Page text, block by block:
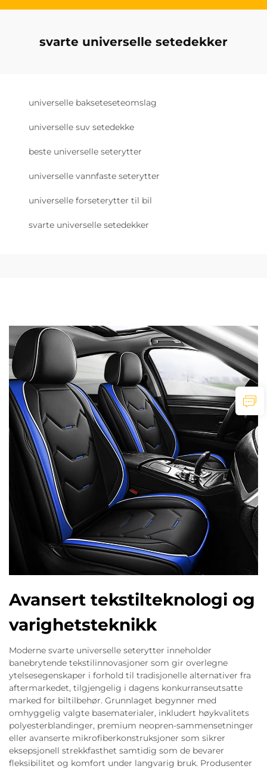
svarte universelle setedekker
universelle bakseteseteomslag
universelle suv setedekke
beste universelle seterytter
universelle vannfaste seterytter
universelle forseterytter til bil
svarte universelle setedekker
Avansert tekstilteknologi og
varighetsteknikk
Moderne svarte universelle seterytter inneholder
banebrytende tekstilinnovasjoner som gir overlegne
ytelsesegenskaper i forhold til tradisjonelle alternativer fra
aftermarkedet, tilgjengelig i dagens konkurranseutsatte
marked for biltilbehør. Grunnlaget begynner med
omhyggelig valgte basematerialer, inkludert høykvalitets
polyesterblandinger, premium neopren-sammensetninger
eller avanserte mikrofiberkonstruksjoner som sikrer
eksepsjonell strekkfasthet samtidig som de bevarer
fleksibilitet og komfort under langvarig bruk. Produsenter